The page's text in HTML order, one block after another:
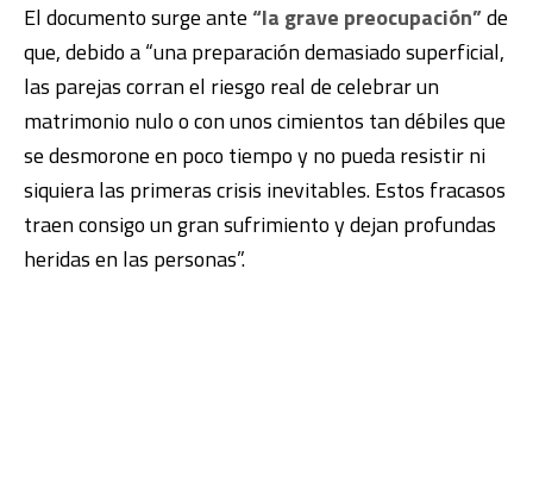
El documento surge ante“la grave preocupación”de
que, debido a “una preparación demasiado superficial,
las parejas corran el riesgo real de celebrar un
matrimonio nulo o con unos cimientos tan débiles que
se desmorone en poco tiempo y no pueda resistir ni
siquiera las primeras crisis inevitables. Estos fracasos
traen consigo un gran sufrimiento y dejan profundas
heridas en las personas”.